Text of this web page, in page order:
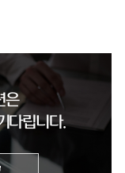
은
다립니다.